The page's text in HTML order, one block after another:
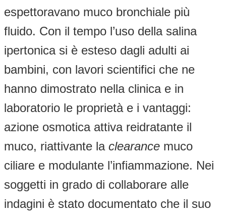
espettoravano muco bronchiale più
fluido. Con il tempo l’uso della salina
ipertonica si è esteso dagli adulti ai
bambini, con lavori scientifici che ne
hanno dimostrato nella clinica e in
laboratorio le proprietà e i vantaggi:
azione osmotica attiva reidratante il
muco, riattivante la clearance muco
ciliare e modulante l’infiammazione. Nei
soggetti in grado di collaborare alle
indagini è stato documentato che il suo